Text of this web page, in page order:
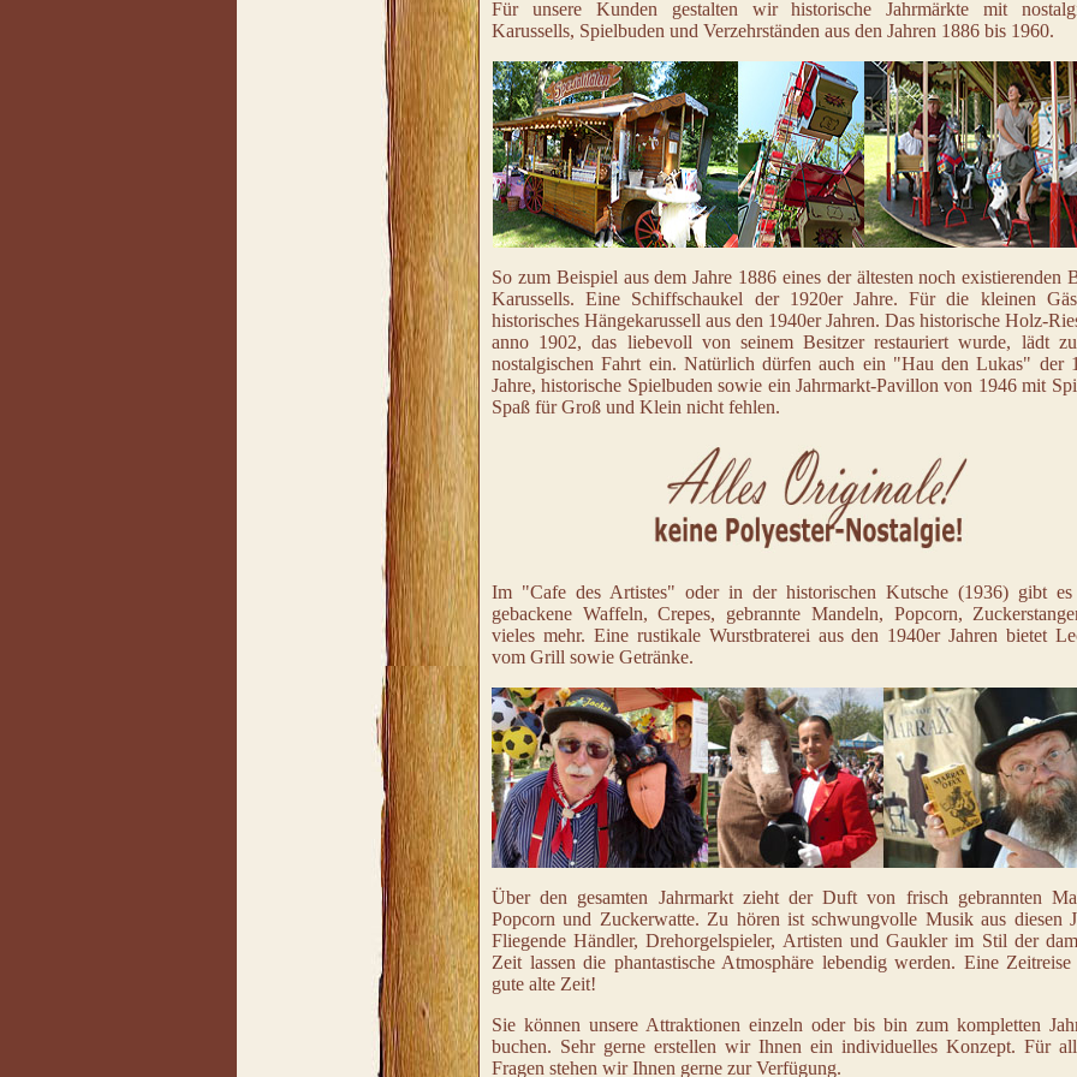
Für unsere Kunden gestalten wir historische Jahrmärkte mit
Karussells, Spielbuden und Verzehrständen aus den Jahren 1886 bis 1960.
So zum Beispiel aus dem Jahre 1886 eines der ältesten noch existierenden
Karussells. Eine Schiffschaukel der 1920er Jahre. Für die kleinen
historisches Hängekarussell aus den 1940er Jahren. Das historische Holz-
anno 1902, das liebevoll von seinem Besitzer restauriert wurde, lädt
nostalgischen Fahrt ein. Natürlich dürfen auch ein "Hau den Lukas" der
Jahre, historische Spielbuden sowie ein Jahrmarkt-Pavillon von 1946 mit
Spaß für Groß und Klein nicht fehlen.
Im "Cafe des Artistes" oder in der historischen Kutsche (1936) gibt
gebackene Waffeln, Crepes, gebrannte Mandeln, Popcorn,
vieles mehr. Eine rustikale Wurstbraterei aus den 1940er Jahren bietet
vom Grill sowie Getränke.
Über den gesamten Jahrmarkt zieht der Duft von frisch gebrannten
Popcorn und Zuckerwatte. Zu hören ist schwungvolle Musik aus diesen
Fliegende Händler, Drehorgelspieler, Artisten und Gaukler im Stil der
Zeit lassen die phantastische Atmosphäre lebendig werden. Eine
gute alte Zeit!
Sie können unsere Attraktionen einzeln oder bis bin zum kompletten
buchen. Sehr gerne erstellen wir Ihnen ein individuelles Konzept. Für
Fragen stehen wir Ihnen gerne zur Verfügung.